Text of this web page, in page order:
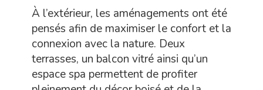
À l’extérieur, les aménagements ont été
pensés afin de maximiser le confort et la
connexion avec la nature. Deux
terrasses, un balcon vitré ainsi qu’un
espace spa permettent de profiter